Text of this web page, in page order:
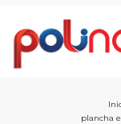
plancha